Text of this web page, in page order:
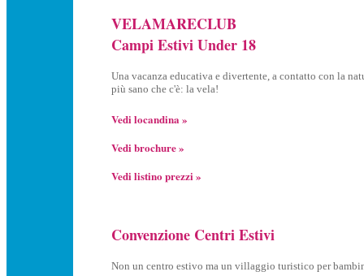
VELAMARECLUB
Campi Estivi Under 18
Una vacanza educativa e divertente, a contatto con la
più sano che c'è: la vela!
Vedi locandina »
Vedi brochure »
Vedi listino prezzi »
Convenzione Centri Estivi
Non un centro estivo ma un villaggio turistico per